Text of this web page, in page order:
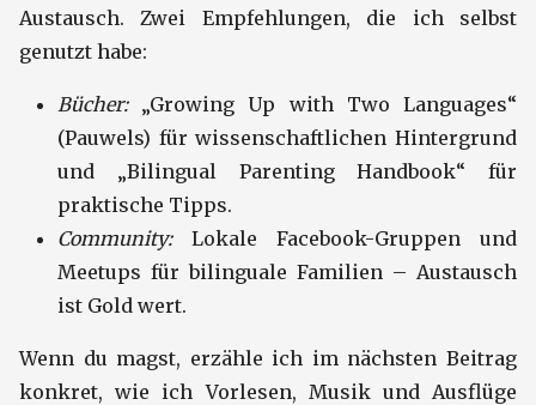
Austausch. Zwei Empfehlungen, die ich selbst
genutzt habe:
Bücher:„Growing Up with Two Languages“
(Pauwels) für wissenschaftlichen Hintergrund
und „Bilingual Parenting Handbook“ für
praktische Tipps.
Community:Lokale Facebook-Gruppen und
Meetups für bilinguale Familien – Austausch
ist Gold wert.
Wenn du magst, erzähle ich im nächsten Beitrag
konkret, wie ich Vorlesen, Musik und Ausflüge